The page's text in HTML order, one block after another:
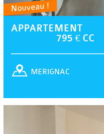
Nouveau !
APPARTEMENT
795 € CC
MERIGNAC